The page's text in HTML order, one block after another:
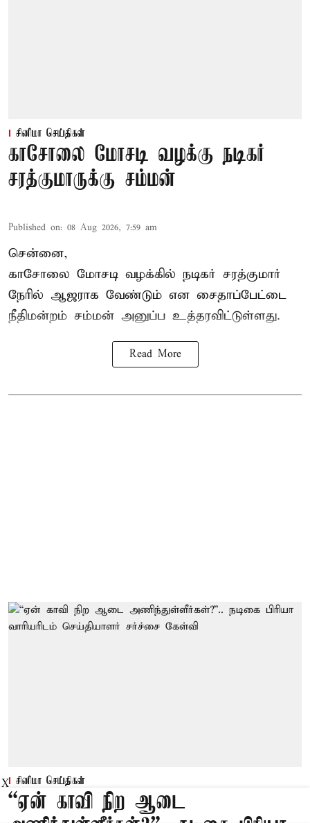
சினிமா செய்திகள்
காசோலை மோசடி வழக்கு நடிகர்
சரத்குமாருக்கு சம்மன்
Published on: 08 Aug 2026, 7:59 am
சென்னை,
காசோலை மோசடி வழக்கில் நடிகர் சரத்குமார்
நேரில் ஆஜராக வேண்டும் என சைதாப்பேட்டை
நீதிமன்றம் சம்மன் அனுப்ப உத்தரவிட்டுள்ளது.
Read More
சினிமா செய்திகள்
“ஏன் காவி நிற ஆடை
X